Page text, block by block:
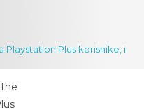
Plus korisnike, i